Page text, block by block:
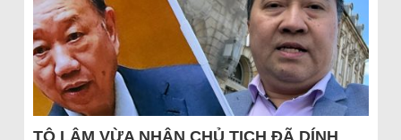
TÔ LÂM VỪA NHẬN CHỦ TỊCH ĐÃ DÍNH